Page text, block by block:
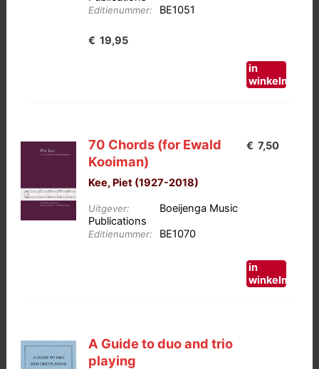
Editienummer: BE1051
€ 19,95
in
winkelmand
70 Chords (for Ewald
Kooiman)
Kee, Piet (1927-2018)
Uitgever:
Boeijenga Music
Publications
Editienummer: BE1070
€ 7,50
in
winkelmand
A Guide to duo and trio
playing